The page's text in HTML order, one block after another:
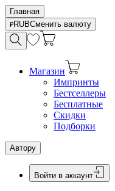
Главная
RUBСменить валюту
Магазин
Импринты
Бестселлеры
Бесплатные
Скидки
Подборки
Автору
Войти в аккаунт